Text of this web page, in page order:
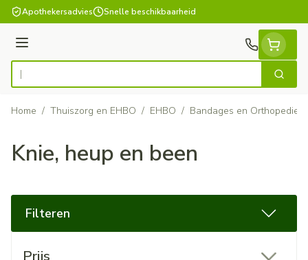
Ga naar de inhoud
Apothekersadvies Snelle beschikbaarheid
Menu
Product, merk, categorie... Zoek
Home / Thuiszorg en EHBO / EHBO / Bandages en Orthopedie
Knie, heup en been
Filteren
Prijs